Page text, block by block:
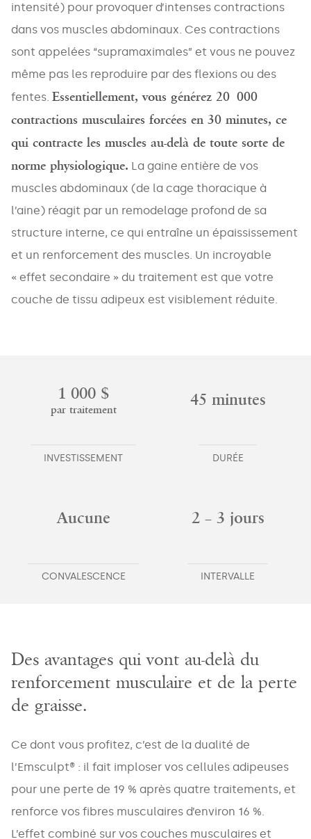
intensité) pour provoquer d’intenses contractions
dans vos muscles abdominaux. Ces contractions
sont appelées “supramaximales” et vous ne pouvez
même pas les reproduire par des flexions ou des
fentes. Essentiellement, vous générez 20 000
contractions musculaires forcées en 30 minutes, ce
qui contracte les muscles au-delà de toute sorte de
norme physiologique. La gaine entière de vos
muscles abdominaux (de la cage thoracique à
l’aine) réagit par un remodelage profond de sa
structure interne, ce qui entraîne un épaississement
et un renforcement des muscles. Un incroyable
« effet secondaire » du traitement est que votre
couche de tissu adipeux est visiblement réduite.
1 000 $
par traitement
INVESTISSEMENT
45 minutes
DURÉE
Aucune
CONVALESCENCE
2 – 3 jours
INTERVALLE
Des avantages qui vont au-delà du
renforcement musculaire et de la perte
de graisse.
Ce dont vous profitez, c’est de la dualité de
l’Emsculpt® : il fait imploser vos cellules adipeuses
pour une perte de 19 % après quatre traitements, et
renforce vos fibres musculaires d’environ 16 %.
L’effet combiné sur vos couches musculaires et